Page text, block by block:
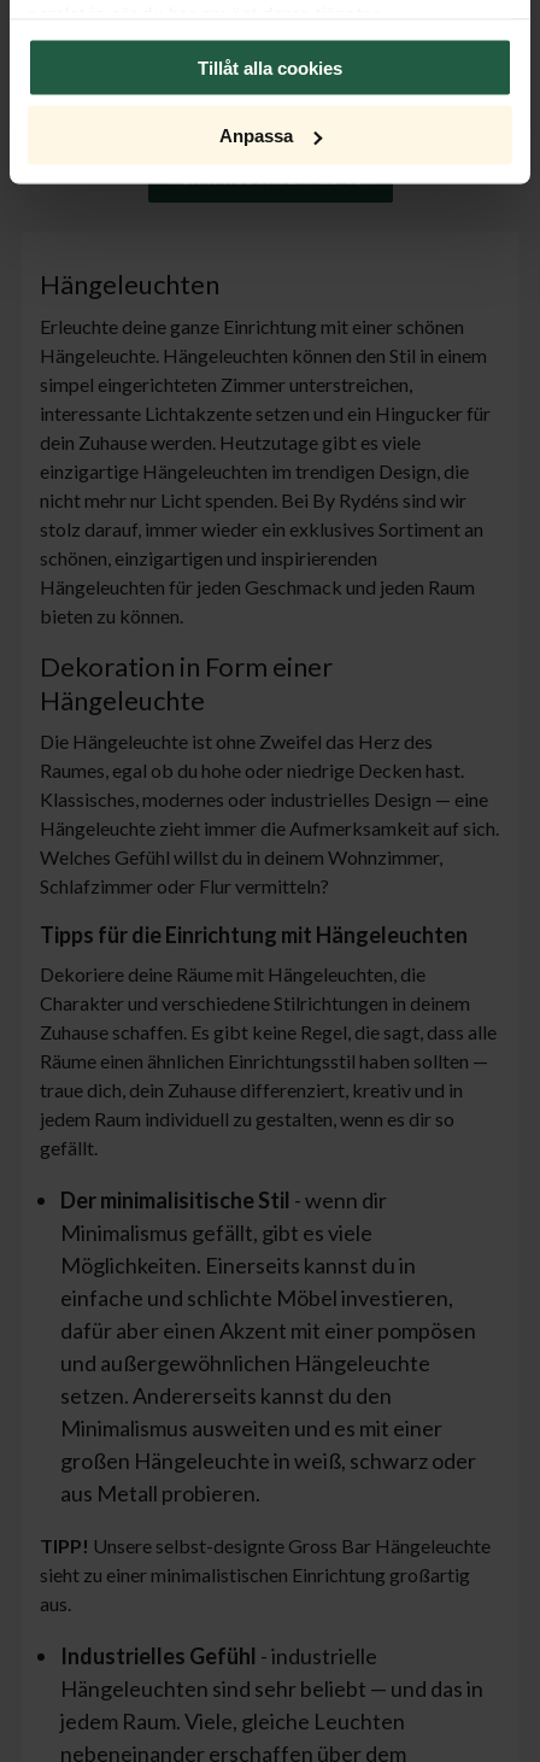
Tillåt alla cookies
Anpassa
MEHR FARBEN
Hängeleuchten
Erleuchte deine ganze Einrichtung mit einer schönen
Hängeleuchte. Hängeleuchten können den Stil in einem
simpel eingerichteten Zimmer unterstreichen,
interessante Lichtakzente setzen und ein Hingucker für
dein Zuhause werden. Heutzutage gibt es viele
einzigartige Hängeleuchten im trendigen Design, die
nicht mehr nur Licht spenden. Bei By Rydéns sind wir
stolz darauf, immer wieder ein exklusives Sortiment an
schönen, einzigartigen und inspirierenden
Hängeleuchten für jeden Geschmack und jeden Raum
bieten zu können.
Dekoration in Form einer
Hängeleuchte
Die Hängeleuchte ist ohne Zweifel das Herz des
Raumes, egal ob du hohe oder niedrige Decken hast.
Klassisches, modernes oder industrielles Design — eine
Hängeleuchte zieht immer die Aufmerksamkeit auf sich.
Welches Gefühl willst du in deinem Wohnzimmer,
Schlafzimmer oder Flur vermitteln?
Tipps für die Einrichtung mit Hängeleuchten
Dekoriere deine Räume mit Hängeleuchten, die
Charakter und verschiedene Stilrichtungen in deinem
Zuhause schaffen. Es gibt keine Regel, die sagt, dass alle
Räume einen ähnlichen Einrichtungsstil haben sollten —
traue dich, dein Zuhause differenziert, kreativ und in
jedem Raum individuell zu gestalten, wenn es dir so
gefällt.
Der minimalisitische Stil - wenn dir
Minimalismus gefällt, gibt es viele
Möglichkeiten. Einerseits kannst du in
einfache und schlichte Möbel investieren,
dafür aber einen Akzent mit einer pompösen
und außergewöhnlichen Hängeleuchte
setzen. Andererseits kannst du den
Minimalismus ausweiten und es mit einer
großen Hängeleuchte in weiß, schwarz oder
aus Metall probieren.
TIPP! Unsere selbst-designte Gross Bar Hängeleuchte
sieht zu einer minimalistischen Einrichtung großartig
aus.
Industrielles Gefühl - industrielle
Hängeleuchten sind sehr beliebt — und das in
jedem Raum. Viele, gleiche Leuchten
nebeneinander erschaffen über dem